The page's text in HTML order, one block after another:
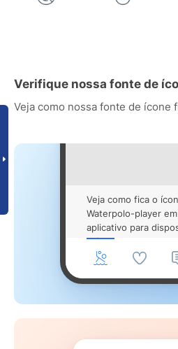
Verifique nossa fonte de
Veja como nossa fonte de ícone
Veja como fica o
Waterpolo-player
aplicativo para
móveis